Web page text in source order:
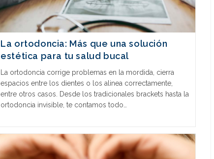
La ortodoncia: Más que una solución
estética para tu salud bucal
La ortodoncia corrige problemas en la mordida, cierra
espacios entre los dientes o los alinea correctamente,
entre otros casos. Desde los tradicionales brackets hasta la
ortodoncia invisible, te contamos todo…